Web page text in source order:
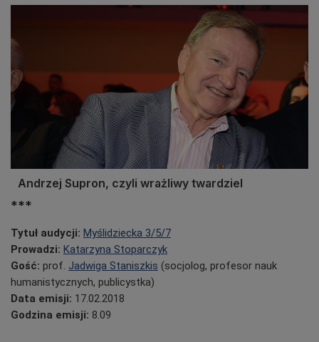
Andrzej Supron, czyli wrażliwy twardziel
***
Tytuł audycji: Myślidziecka 3/5/7
Prowadzi: Katarzyna Stoparczyk
Gość: prof. Jadwiga Staniszkis (socjolog, profesor nauk
humanistycznych, publicystka)
Data emisji: 17.02.2018
Godzina emisji: 8.09